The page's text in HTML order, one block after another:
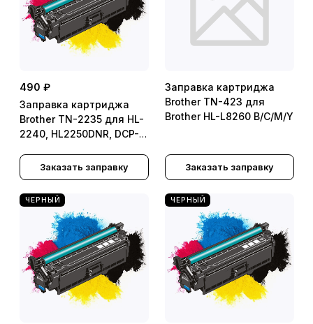
490 ₽
Заправка картриджа
Brother TN-2235 для HL-
2240, HL2250DNR, DCP-
FAX-2940R, MFC-7360NR,
MFC-7860DWR
Заказать заправку
Заправка картриджа
Brother TN-423 для
Brother HL-L8260 B/C/M/Y
Заказать заправку
ЧЕРНЫЙ ЧЕРНЫЙ